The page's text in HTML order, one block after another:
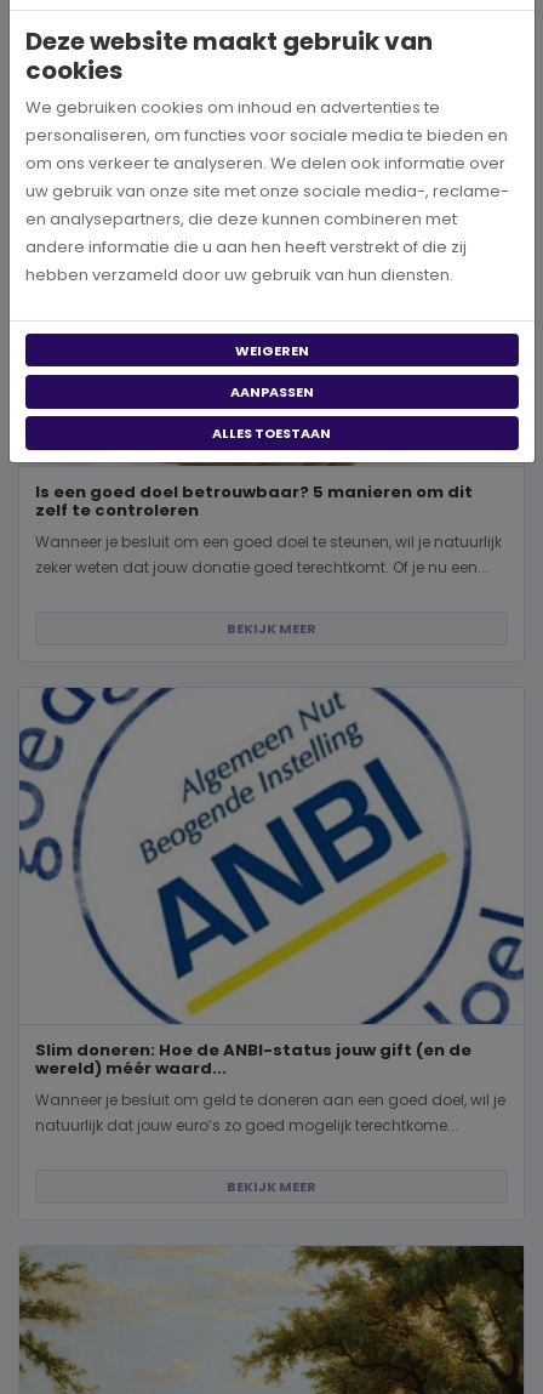
wereld, neem je een prachtig besluit. Jouw donatie kan het ve...
Is een goed doel betrouwbaar? 5 manieren om dit
zelf te controleren
Wanneer je besluit om een goed doel te steunen, wil je natuurlijk
zeker weten dat jouw donatie goed terechtkomt. Of je nu een...
BEKIJK MEER
Slim doneren: Hoe de ANBI-status jouw gift (en de
wereld) méér waard...
Wanneer je besluit om geld te doneren aan een goed doel, wil je
natuurlijk dat jouw euro’s zo goed mogelijk terechtkome...
BEKIJK MEER
Deze website maakt gebruik van
cookies
We gebruiken cookies om inhoud en advertenties te
personaliseren, om functies voor sociale media te bieden en
om ons verkeer te analyseren. We delen ook informatie over
uw gebruik van onze site met onze sociale media-, reclame-
en analysepartners, die deze kunnen combineren met
andere informatie die u aan hen heeft verstrekt of die zij
hebben verzameld door uw gebruik van hun diensten.
WEIGEREN
AANPASSEN
ALLES TOESTAAN